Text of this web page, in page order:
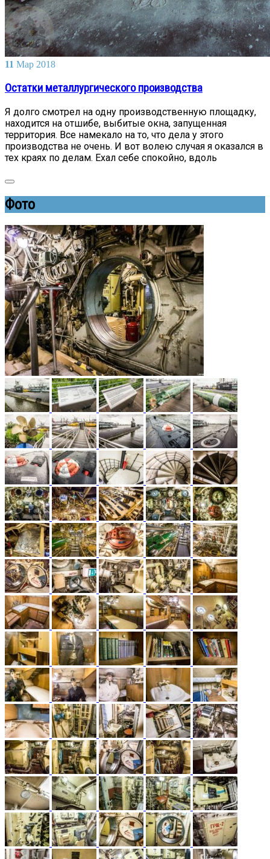
11 Мар 2018
Остатки металлургического производства
Я долго смотрел на одну производственную площадку,
находится на отшибе, выбитые окна, запущенная
территория. Все намекало на то, что дела у этого
производства не очень. И вот волею случая я оказался в
тех краях по делам. Ехал себе спокойно, вдоль
Фото